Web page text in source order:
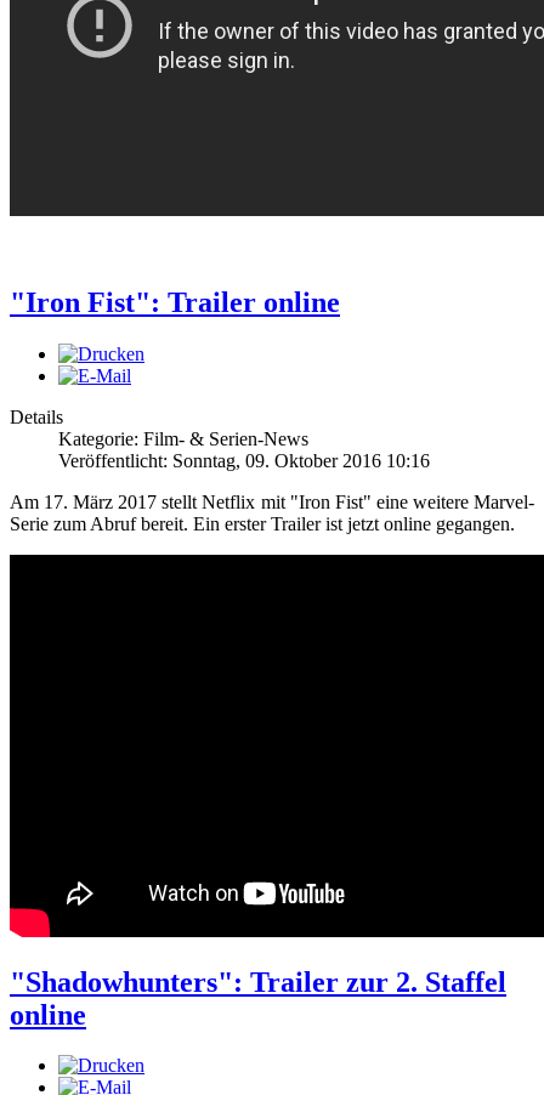
"Iron Fist": Trailer online
Details
Kategorie: Film- & Serien-News
Veröffentlicht: Sonntag, 09. Oktober 2016 10:16
Am 17. März 2017 stellt Netflix mit "Iron Fist" eine weitere Marvel-
Serie zum Abruf bereit. Ein erster Trailer ist jetzt online gegangen.
"Shadowhunters": Trailer zur 2. Staffel
online